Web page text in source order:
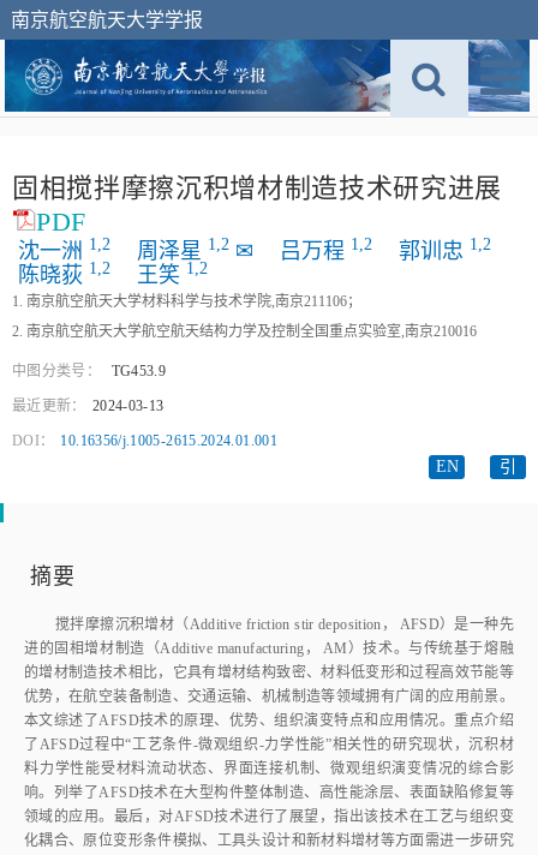
南京航空航天大学学报
固相搅拌摩擦沉积增材制造技术研究进展
PDF
沈一洲 1, 2 周泽星 1, 2 ✉ 吕万程 1, 2 郭训忠 1, 2
陈晓荻 1, 2 王笑 1, 2
1. 南京航空航天大学材料科学与技术学院,南京211106；
2. 南京航空航天大学航空航天结构力学及控制全国重点实验室,南京210016
中图分类号： TG453.9
最近更新： 2024-03-13
DOI： 10.16356/j.1005-2615.2024.01.001
EN 引
摘要
搅拌摩擦沉积增材（Additive friction stir deposition， AFSD）是一种先
进的固相增材制造（Additive manufacturing， AM）技术。与传统基于熔融
的增材制造技术相比，它具有增材结构致密、材料低变形和过程高效节能等
优势，在航空装备制造、交通运输、机械制造等领域拥有广阔的应用前景。
本文综述了AFSD技术的原理、优势、组织演变特点和应用情况。重点介绍
了AFSD过程中“工艺条件‑微观组织‑力学性能”相关性的研究现状，沉积材
料力学性能受材料流动状态、界面连接机制、微观组织演变情况的综合影
响。列举了AFSD技术在大型构件整体制造、高性能涂层、表面缺陷修复等
领域的应用。最后，对AFSD技术进行了展望，指出该技术在工艺与组织变
化耦合、原位变形条件模拟、工具头设计和新材料增材等方面需进一步研究